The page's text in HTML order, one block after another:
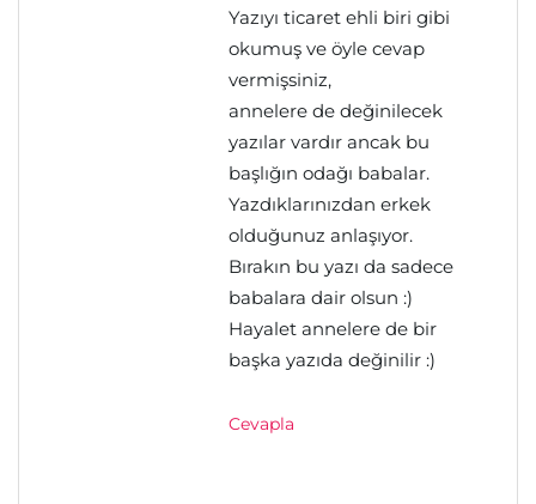
Yazıyı ticaret ehli biri gibi
okumuş ve öyle cevap
vermişsiniz,
annelere de değinilecek
yazılar vardır ancak bu
başlığın odağı babalar.
Yazdıklarınızdan erkek
olduğunuz anlaşıyor.
Bırakın bu yazı da sadece
babalara dair olsun :)
Hayalet annelere de bir
başka yazıda değinilir :)
Cevapla